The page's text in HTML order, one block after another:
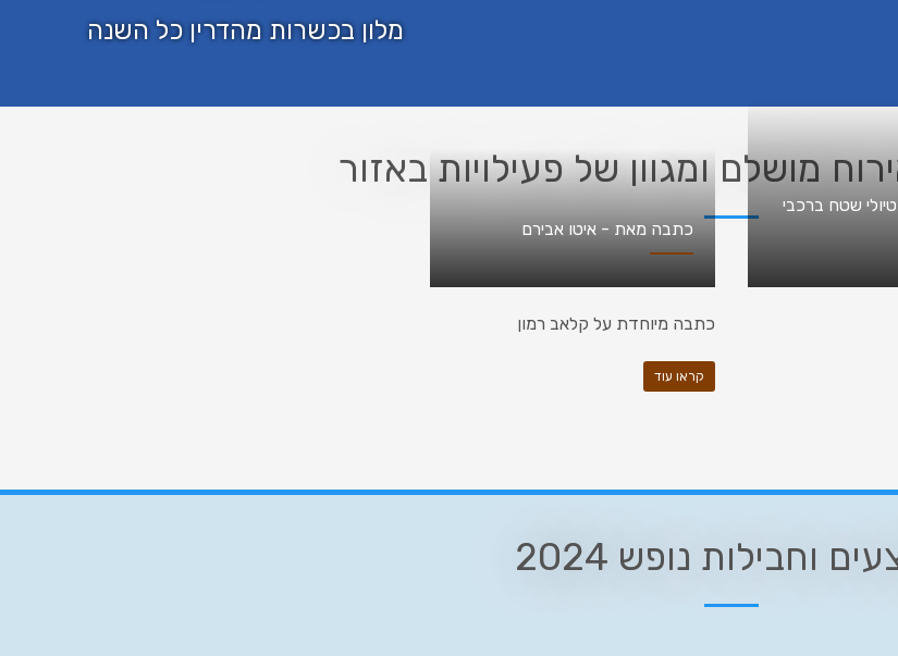
מלון בכשרות מהדרין כל השנה
מושלם ומגוון של פעילויות באזור
שטח ברכבי
כתבה מאת - איטו אבירם
כתבה מיוחדת על קלאב רמון
קראו עוד
וחבילות נופש 2024